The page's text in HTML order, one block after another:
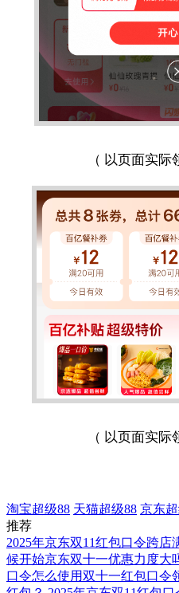
（ 以页面实际
（ 以页面实际
淘宝超级88 天猫超级88 京东
推荐
2025年京东双11红包口令跨
候开始京东双十一优惠力度大
口令怎么使用双十一红包口令